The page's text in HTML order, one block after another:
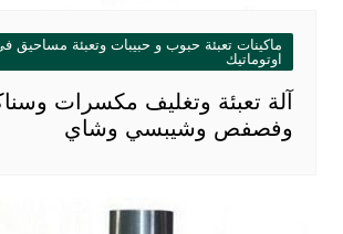
ماكينات تعبئة حبوب و حبيبات وتعبئة مساحيق
اوتوماتيك
آلة تعبئة وتغليف مكسرات
وفصفص وشيبسي وشاي